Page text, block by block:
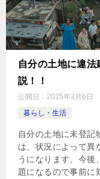
自分の土地に違
説！！
公開日： 2025年3月6日
暮らし・生活
自分の土地に未登記
は、状況によって異
うになります。今後
題になるので事前に